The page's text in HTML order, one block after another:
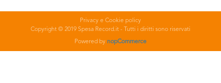
Privacy e Cookie policy
Copyright © 2019 Spesa Record.it - Tutti i diritti sono riservati
Powered by nopCommerce